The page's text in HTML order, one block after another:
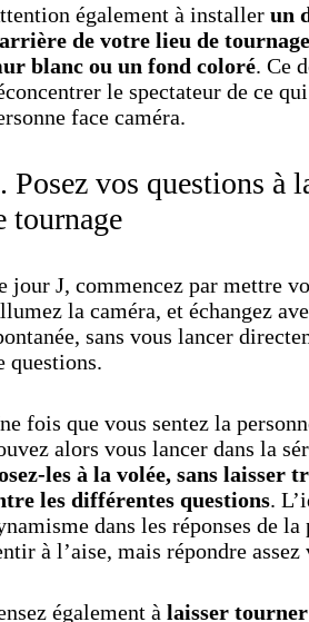
également à installer un
de votre lieu de
blanc ou un fond coloré. Ce
le spectateur de ce
face caméra.
Posez vos questions à
tournage
jour J, commencez par mettre
la caméra, et échangez
sans vous lancer
questions.
fois que vous sentez la
alors vous lancer dans la
les à la volée, sans laisser
les différentes questions.
dans les réponses de
à l’aise, mais répondre
également à laisser